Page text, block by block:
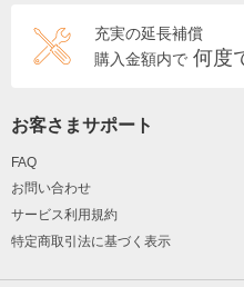
充実の延長補償
購入金額内で 何度
お客さまサポート
FAQ
お問い合わせ
サービス利用規約
特定商取引法に基づく表示